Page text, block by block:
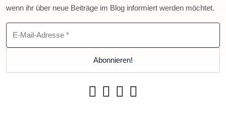
wenn ihr über neue Beiträge im Blog informiert werden möchtet.